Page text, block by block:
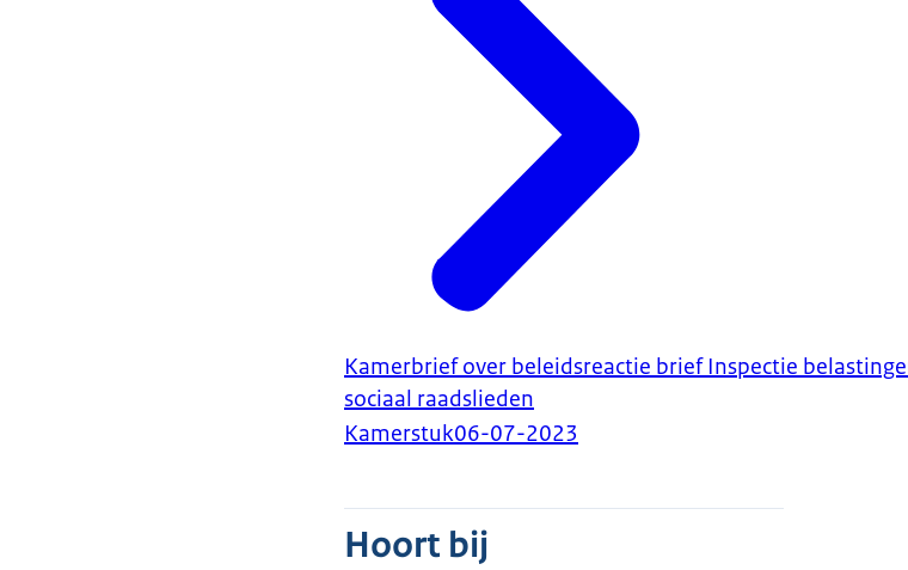
Kamerbrief over beleidsreactie brief Inspectie
sociaal raadslieden
Kamerstuk06-07-2023
Hoort bij